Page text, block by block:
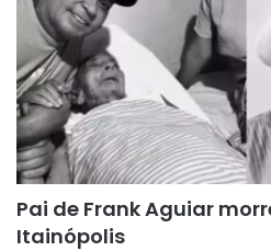
Pai de Frank Aguiar
Itainópolis